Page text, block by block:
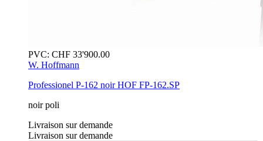
PVC: CHF 33'900.00
W. Hoffmann
Professionel P-162 noirHOF FP-162.SP
noir poli
Livraison sur demande
Livraison sur demande